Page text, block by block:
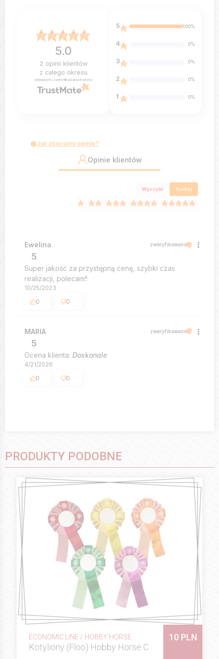
5.0
2 opinii klientów
z całego okresu
zebranych i zweryfikowanych przez
5 100%
4 0%
3 0%
2 0%
1 0%
Jak zbieramy opinie?
Opinie klientów
Wyczyść Szukaj
Ewelina zweryfikowano
5
Super jakość za przystępną cenę, szybki czas
realizacji, polecam!!
10/25/2023
0
0
MARIA zweryfikowano
5
Ocena klienta: Doskonale
4/21/2026
0
0
PRODUKTY PODOBNE
ECONOMIC LINE / HOBBY HORSE
Kotyliony (Floo) Hobby Horse C
10 PLN